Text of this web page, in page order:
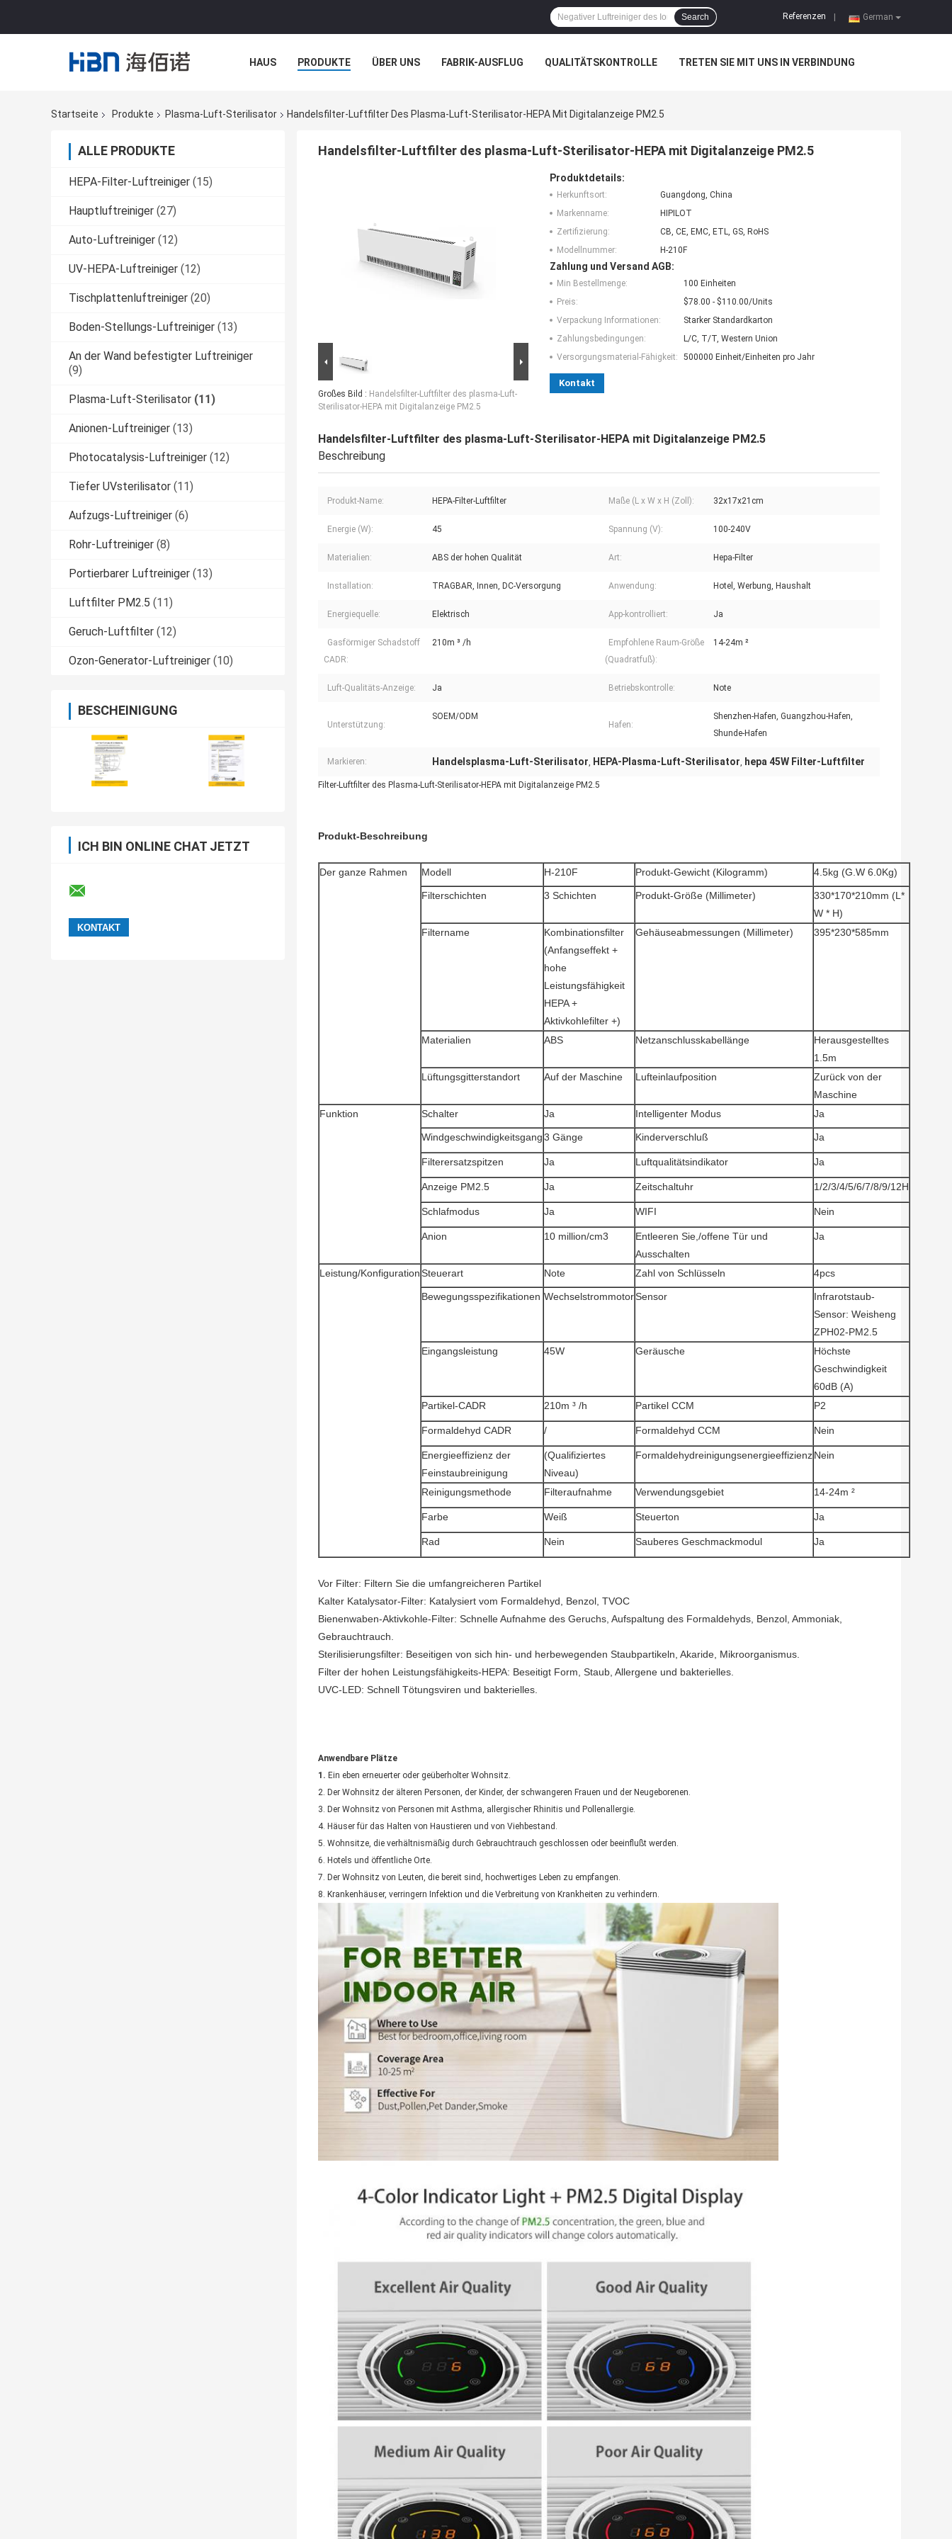
German
Referenzen
Search
HAUS PRODUKTE ÜBER UNS FABRIK-AUSFLUG QUALITÄTSKONTROLLE TRETEN SIE MIT UNS IN VERBINDUNG
Startseite
Produkte Plasma-Luft-Sterilisator Handelsfilter-Luftfilter Des Plasma-Luft-Sterilisator-HEPA Mit Digitalanzeige PM2.5
ALLE PRODUKTE
HEPA-Filter-Luftreiniger (15)
Hauptluftreiniger (27)
Auto-Luftreiniger (12)
UV-HEPA-Luftreiniger (12)
Tischplattenluftreiniger (20)
Boden-Stellungs-Luftreiniger (13)
An der Wand befestigter Luftreiniger
(9)
Plasma-Luft-Sterilisator (11)
Anionen-Luftreiniger (13)
Photocatalysis-Luftreiniger (12)
Tiefer UVsterilisator (11)
Aufzugs-Luftreiniger (6)
Rohr-Luftreiniger (8)
Portierbarer Luftreiniger (13)
Luftfilter PM2.5 (11)
Geruch-Luftfilter (12)
Ozon-Generator-Luftreiniger (10)
BESCHEINIGUNG
ICH BIN ONLINE CHAT JETZT
Handelsfilter-Luftfilter des plasma-Luft-Sterilisator-HEPA mit Digitalanzeige PM2.5
Großes Bild : Handelsfilter-Luftfilter des plasma-Luft-
Sterilisator-HEPA mit Digitalanzeige PM2.5
Produktdetails:
Herkunftsort:
Guangdong, China
Markenname:
HIPILOT
Zertifizierung:
CB, CE, EMC, ETL, GS, RoHS
Modellnummer:
H-210F
Zahlung und Versand AGB:
Min Bestellmenge:
100 Einheiten
Preis:
$78.00 - $110.00/Units
Verpackung Informationen:
Starker Standardkarton
Zahlungsbedingungen:
L/C, T/T, Western Union
Versorgungsmaterial-Fähigkeit:
500000 Einheit/Einheiten pro Jahr
Kontakt
Handelsfilter-Luftfilter des plasma-Luft-Sterilisator-HEPA mit Digitalanzeige PM2.5
Beschreibung
Produkt-Name: HEPA-Filter-Luftfilter Maße (L x W x H (Zoll): 32x17x21cm
Energie (W): 45 Spannung (V): 100-240V
Materialien: ABS der hohen Qualität Art: Hepa-Filter
Installation: TRAGBAR, Innen, DC-Versorgung Anwendung: Hotel, Werbung, Haushalt
Energiequelle: Elektrisch App-kontrolliert: Ja
Gasförmiger Schadstoff
CADR:
210m ³ /h
Empfohlene Raum-Größe
(Quadratfuß):
14-24m ²
Luft-Qualitäts-Anzeige: Ja Betriebskontrolle: Note
Unterstützung:
SOEM/ODM
Hafen:
Shenzhen-Hafen, Guangzhou-Hafen,
Shunde-Hafen
Markieren: Handelsplasma-Luft-Sterilisator, HEPA-Plasma-Luft-Sterilisator, hepa 45W Filter-Luftfilter
Filter-Luftfilter des Plasma-Luft-Sterilisator-HEPA mit Digitalanzeige PM2.5
Produkt-Beschreibung
Der ganze Rahmen Modell H-210F Produkt-Gewicht (Kilogramm) 4.5kg (G.W 6.0Kg)
Filterschichten 3 Schichten Produkt-Größe (Millimeter)
330*170*210mm (L*
W * H)
Filtername
Kombinationsfilter
(Anfangseffekt +
hohe
Leistungsfähigkeit
HEPA +
Aktivkohlefilter +)
Gehäuseabmessungen (Millimeter) 395*230*585mm
Materialien ABS Netzanschlusskabellänge
Herausgestelltes
1.5m
Lüftungsgitterstandort
Auf der Maschine Lufteinlaufposition
Zurück von der
Maschine
Funktion
Schalter Ja Intelligenter Modus Ja
Windgeschwindigkeitsgang3 Gänge Kinderverschluß Ja
Filterersatzspitzen Ja Luftqualitätsindikator Ja
Anzeige PM2.5 Ja Zeitschaltuhr 1/2/3/4/5/6/7/8/9/12H
Schlafmodus Ja WIFI Nein
Anion 10 million/cm3
Entleeren Sie,/offene Tür und
Ausschalten
Ja
Leistung/KonfigurationSteuerart Note Zahl von Schlüsseln 4pcs
Bewegungsspezifikationen WechselstrommotorSensor
Infrarotstaub-
Sensor: Weisheng
ZPH02-PM2.5
Eingangsleistung
45W Geräusche
Höchste
Geschwindigkeit
60dB (A)
Partikel-CADR
210m ³ /h Partikel CCM P2
Formaldehyd CADR / Formaldehyd CCM Nein
Energieeffizienz der
Feinstaubreinigung
(Qualifiziertes
Niveau)
FormaldehydreinigungsenergieeffizienzNein
Reinigungsmethode Filteraufnahme Verwendungsgebiet 14-24m ²
Farbe Weiß Steuerton Ja
Rad Nein Sauberes Geschmackmodul Ja
Vor Filter: Filtern Sie die umfangreicheren Partikel
Kalter Katalysator-Filter: Katalysiert vom Formaldehyd, Benzol, TVOC
Bienenwaben-Aktivkohle-Filter: Schnelle Aufnahme des Geruchs, Aufspaltung des Formaldehyds, Benzol, Ammoniak,
Gebrauchtrauch.
Sterilisierungsfilter: Beseitigen von sich hin- und herbewegenden Staubpartikeln, Akaride, Mikroorganismus.
Filter der hohen Leistungsfähigkeits-HEPA: Beseitigt Form, Staub, Allergene und bakterielles.
UVC-LED: Schnell Tötungsviren und bakterielles.
Anwendbare Plätze
1. Ein eben erneuerter oder geüberholter Wohnsitz.
2. Der Wohnsitz der älteren Personen, der Kinder, der schwangeren Frauen und der Neugeborenen.
3. Der Wohnsitz von Personen mit Asthma, allergischer Rhinitis und Pollenallergie.
4. Häuser für das Halten von Haustieren und von Viehbestand.
5. Wohnsitze, die verhältnismäßig durch Gebrauchtrauch geschlossen oder beeinflußt werden.
6. Hotels und öffentliche Orte.
7. Der Wohnsitz von Leuten, die bereit sind, hochwertiges Leben zu empfangen.
8. Krankenhäuser, verringern Infektion und die Verbreitung von Krankheiten zu verhindern.